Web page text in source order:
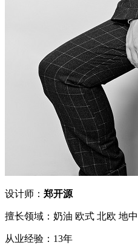
设计师： 郑开源
擅长领域：奶油 欧式 北欧 地
从业经验：13年